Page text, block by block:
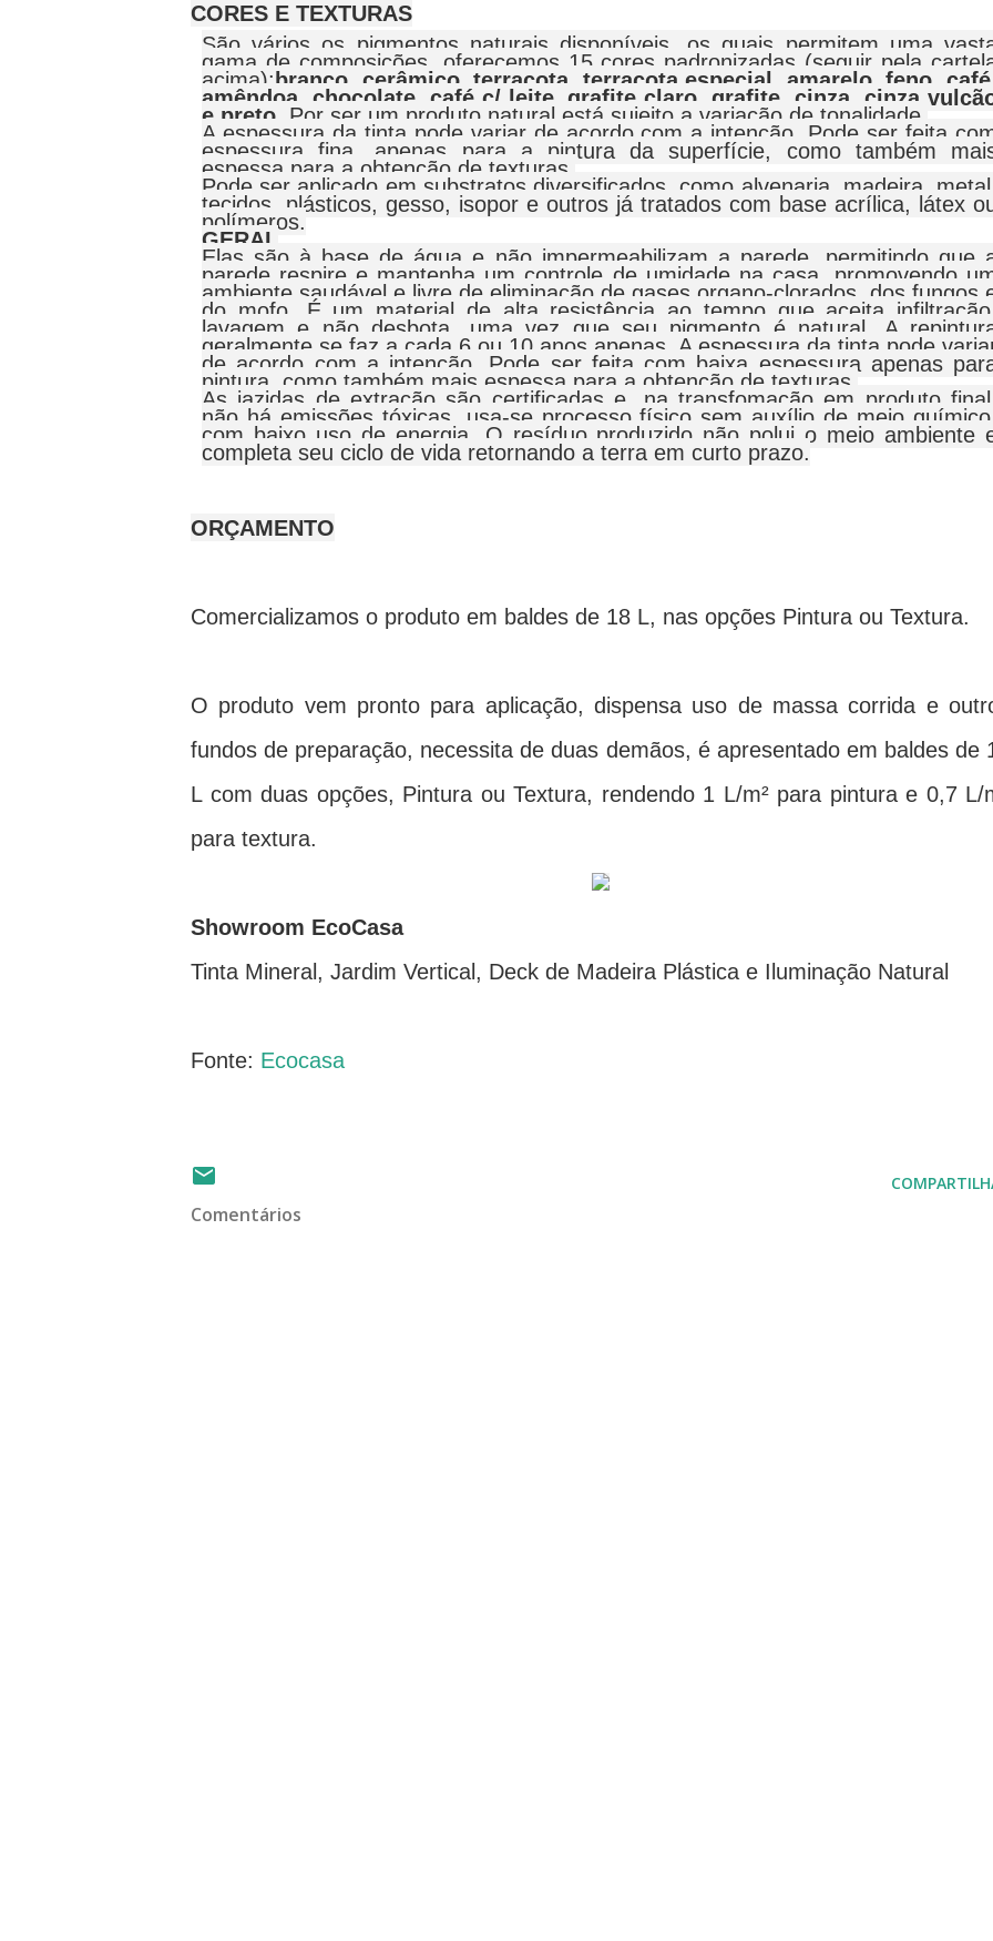
CORES E TEXTURAS
São vários os pigmentos naturais disponíveis, os quais permitem uma
gama de composições, oferecemos 15 cores padronizadas (seguir pela
acima):branco, cerâmico, terracota, terracota especial, amarelo, feno,
amêndoa, chocolate, café c/ leite, grafite claro, grafite, cinza, cinza
e preto . Por ser um produto natural está sujeito a variação de tonalidade.
A espessura da tinta pode variar de acordo com a intenção. Pode ser feita
espessura fina, apenas para a pintura da superfície, como também
espessa para a obtenção de texturas.
Pode ser aplicado em substratos diversificados, como alvenaria, madeira,
tecidos, plásticos, gesso, isopor e outros já tratados com base acrílica, látex
polímeros.
GERAL
Elas são à base de água e não impermeabilizam a parede, permitindo que
parede respire e mantenha um controle de umidade na casa, promovendo
ambiente saudável e livre de eliminação de gases organo-clorados, dos fungos
do mofo. É um material de alta resistência ao tempo que aceita
lavagem e não desbota, uma vez que seu pigmento é natural. A
geralmente se faz a cada 6 ou 10 anos apenas. A espessura da tinta pode
de acordo com a intenção. Pode ser feita com baixa espessura apenas
pintura, como também mais espessa para a obtenção de texturas.
As jazidas de extração são certificadas e, na transfomação em produto
não há emissões tóxicas, usa-se processo físico sem auxílio de meio
com baixo uso de energia. O resíduo produzido não polui o meio ambiente
completa seu ciclo de vida retornando a terra em curto prazo.
ORÇAMENTO
Comercializamos o produto em baldes de 18 L, nas opções Pintura ou Textura.
O produto vem pronto para aplicação, dispensa uso de massa corrida e
fundos de preparação, necessita de duas demãos, é apresentado em baldes de
L com duas opções, Pintura ou Textura, rendendo 1 L/m² para pintura e 0,7 L/
para textura.
Showroom EcoCasa
Tinta Mineral, Jardim Vertical, Deck de Madeira Plástica e Iluminação Natural
Fonte: Ecocasa
Comentários